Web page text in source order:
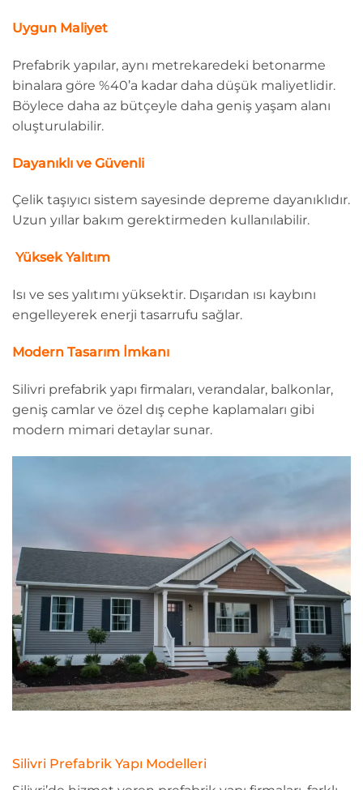
Uygun Maliyet
Prefabrik yapılar, aynı metrekaredeki betonarme
binalara göre %40’a kadar daha düşük maliyetlidir.
Böylece daha az bütçeyle daha geniş yaşam alanı
oluşturulabilir.
Dayanıklı ve Güvenli
Çelik taşıyıcı sistem sayesinde depreme dayanıklıdır.
Uzun yıllar bakım gerektirmeden kullanılabilir.
️ Yüksek Yalıtım
Isı ve ses yalıtımı yüksektir. Dışarıdan ısı kaybını
engelleyerek enerji tasarrufu sağlar.
Modern Tasarım İmkanı
Silivri prefabrik yapı firmaları, verandalar, balkonlar,
geniş camlar ve özel dış cephe kaplamaları gibi
modern mimari detaylar sunar.
Silivri Prefabrik Yapı Modelleri